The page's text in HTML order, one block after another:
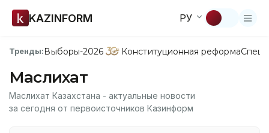
KAZINFORM РУ
Тренды:Выборы-2026 Конституционная реформа
Маслихат
Маслихат Казахстана - актуальные новости
за сегодня от первоисточников Казинформ